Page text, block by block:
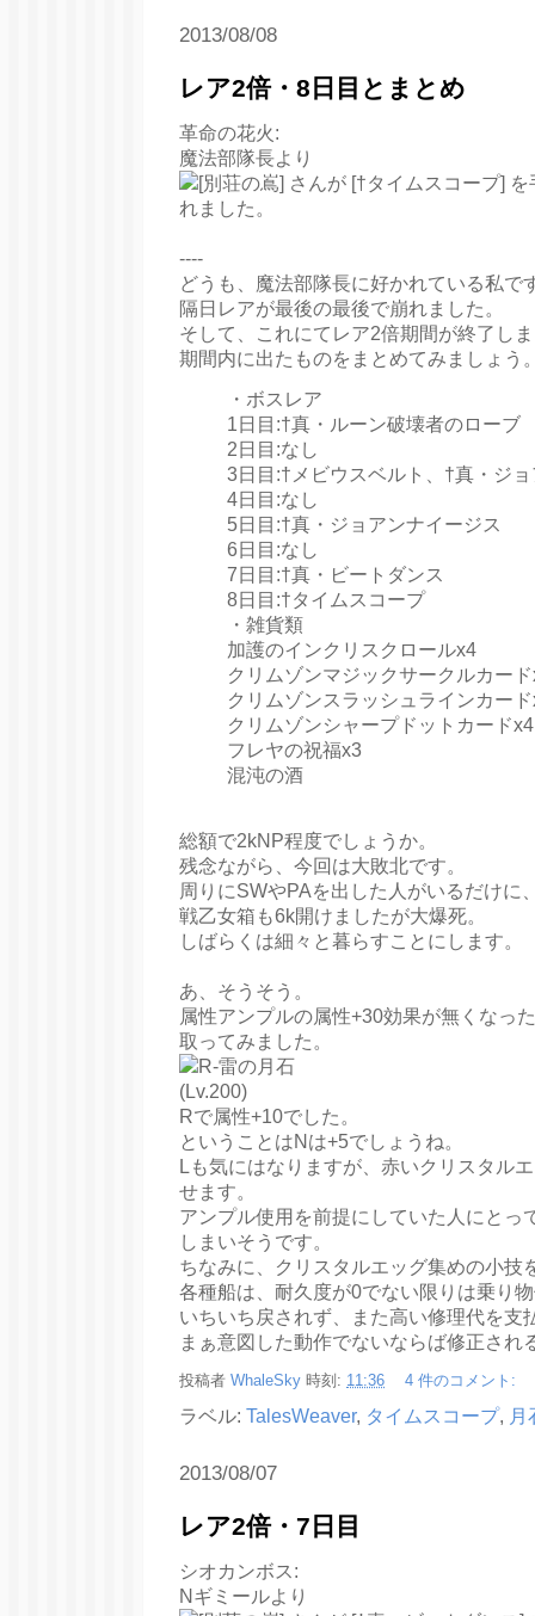
2013/08/08
レア2倍・8日目とまとめ
革命の花火:
魔法部隊長より
----
どうも、魔法部隊長に好かれている私で
隔日レアが最後の最後で崩れました。
そして、これにてレア2倍期間が終了し
期間内に出たものをまとめてみましょう
・ボスレア
1日目:†真・ルーン破壊者のローブ
2日目:なし
3日目:†メビウスベルト、†真・ジ
4日目:なし
5日目:†真・ジョアンナイージス
6日目:なし
7日目:†真・ビートダンス
8日目:†タイムスコープ
・雑貨類
加護のインクリスクロールx4
クリムゾンマジックサークルカー
クリムゾンスラッシュラインカー
クリムゾンシャープドットカードx4
フレヤの祝福x3
混沌の酒
総額で2kNP程度でしょうか。
残念ながら、今回は大敗北です。
周りにSWやPAを出した人がいるだけに
戦乙女箱も6k開けましたが大爆死。
しばらくは細々と暮らすことにします。
あ、そうそう。
属性アンプルの属性+30効果が無くなっ
取ってみました。
Rで属性+10でした。
ということはNは+5でしょうね。
Lも気にはなりますが、赤いクリスタル
せます。
アンプル使用を前提にしていた人にとっ
しまいそうです。
ちなみに、クリスタルエッグ集めの小技
各種船は、耐久度が0でない限りは乗り
いちいち戻されず、また高い修理代を支
まぁ意図した動作でないならば修正され
投稿者 WhaleSky 時刻: 11:36 4 件のコメント:
ラベル: TalesWeaver, タイムスコープ, 月
2013/08/07
レア2倍・7日目
シオカンボス:
Nギミールより